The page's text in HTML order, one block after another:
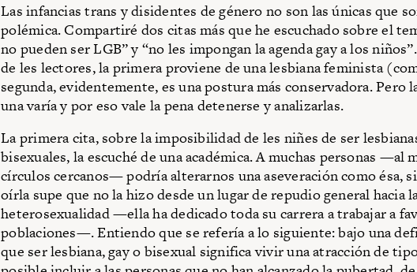
Las infancias trans y disidentes de género no son las únicas que
polémica. Compartiré dos citas más que he escuchado sobre el
no pueden ser LGB” y “no les impongan la agenda gay a los
de les lectores, la primera proviene de una lesbiana feminista
segunda, evidentemente, es una postura más conservadora. Pero
una varía y por eso vale la pena detenerse y analizarlas.
La primera cita, sobre la imposibilidad de les niñes de ser
bisexuales, la escuché de una académica. A muchas personas —al
círculos cercanos— podría alterarnos una aseveración como ésa,
oírla supe que no la hizo desde un lugar de repudio general hacia
heterosexualidad —ella ha dedicado toda su carrera a trabajar a
poblaciones—. Entiendo que se refería a lo siguiente: bajo una
que ser lesbiana, gay o bisexual significa vivir una atracción de